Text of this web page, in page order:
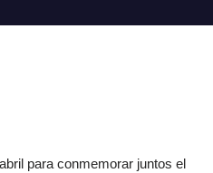
para conmemorar juntos el